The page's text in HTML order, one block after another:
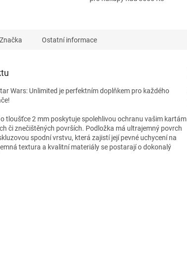
Značka Ostatní informace
Wars: Unlimited je perfektním doplňkem pro každého
tloušťce 2 mm poskytuje spolehlivou ochranu vašim kartám
či znečištěných površích. Podložka má ultrajemný povrch
spodní vrstvu, která zajistí její pevné uchycení na
textura a kvalitní materiály se postarají o dokonalý